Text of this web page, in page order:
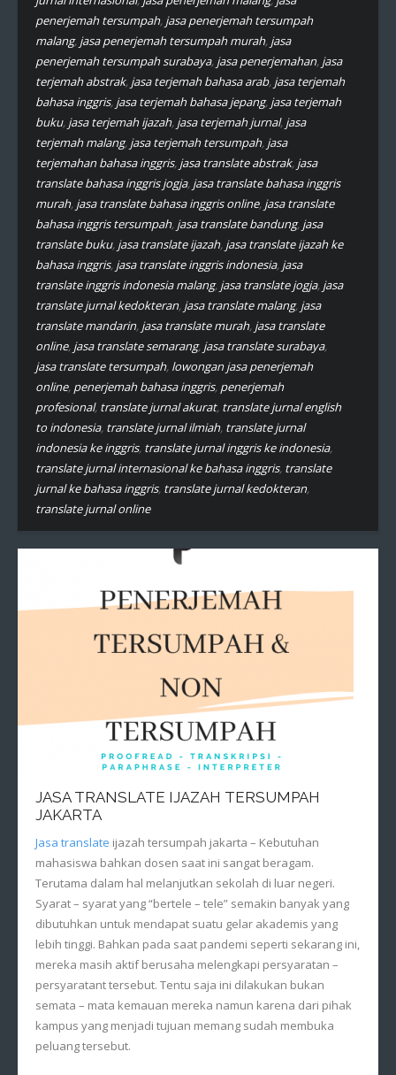
penerjemah tersumpah, jasa penerjemah tersumpah
malang, jasa penerjemah tersumpah murah, jasa
penerjemah tersumpah surabaya, jasa penerjemahan, jasa
terjemah abstrak, jasa terjemah bahasa arab, jasa terjemah
bahasa inggris, jasa terjemah bahasa jepang, jasa terjemah
buku, jasa terjemah ijazah, jasa terjemah jurnal, jasa
terjemah malang, jasa terjemah tersumpah, jasa
terjemahan bahasa inggris, jasa translate abstrak, jasa
translate bahasa inggris jogja, jasa translate bahasa inggris
murah, jasa translate bahasa inggris online, jasa translate
bahasa inggris tersumpah, jasa translate bandung, jasa
translate buku, jasa translate ijazah, jasa translate ijazah ke
bahasa inggris, jasa translate inggris indonesia, jasa
translate inggris indonesia malang, jasa translate jogja, jasa
translate jurnal kedokteran, jasa translate malang, jasa
translate mandarin, jasa translate murah, jasa translate
online, jasa translate semarang, jasa translate surabaya,
jasa translate tersumpah, lowongan jasa penerjemah
online, penerjemah bahasa inggris, penerjemah
profesional, translate jurnal akurat, translate jurnal english
to indonesia, translate jurnal ilmiah, translate jurnal
indonesia ke inggris, translate jurnal inggris ke indonesia,
translate jurnal internasional ke bahasa inggris, translate
jurnal ke bahasa inggris, translate jurnal kedokteran,
translate jurnal online
JASA TRANSLATE IJAZAH TERSUMPAH
JAKARTA
Jasa translate ijazah tersumpah jakarta – Kebutuhan
mahasiswa bahkan dosen saat ini sangat beragam.
Terutama dalam hal melanjutkan sekolah di luar negeri.
Syarat – syarat yang “bertele – tele” semakin banyak yang
dibutuhkan untuk mendapat suatu gelar akademis yang
lebih tinggi. Bahkan pada saat pandemi seperti sekarang ini,
mereka masih aktif berusaha melengkapi persyaratan –
persyaratant tersebut. Tentu saja ini dilakukan bukan
semata – mata kemauan mereka namun karena dari pihak
kampus yang menjadi tujuan memang sudah membuka
peluang tersebut.